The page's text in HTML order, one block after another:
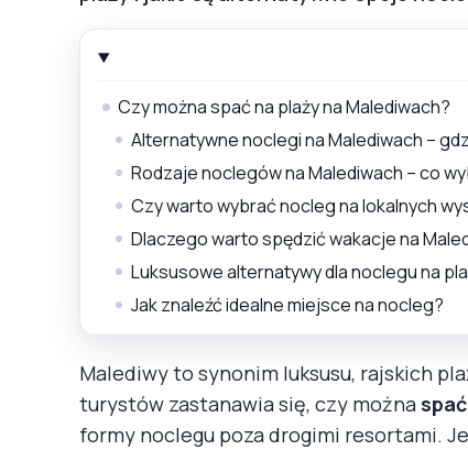
Czy można spać na plaży na Malediwach?
Alternatywne noclegi na Malediwach –
Rodzaje noclegów na Malediwach – co
Czy warto wybrać nocleg na lokalnych
Dlaczego warto spędzić wakacje na
Luksusowe alternatywy dla noclegu na
Jak znaleźć idealne miejsce na nocleg?
Malediwy to synonim luksusu, rajskich
turystów zastanawia się, czy można
formy noclegu poza drogimi resortami.